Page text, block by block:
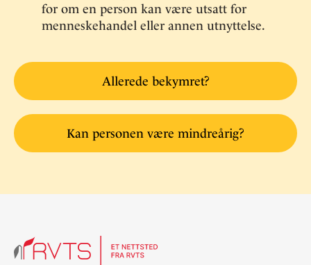
for om en person kan være utsatt for
menneskehandel eller annen utnyttelse.
Allerede bekymret?
Kan personen være mindreårig?